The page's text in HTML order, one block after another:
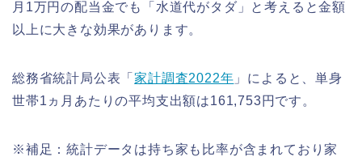
月1万円の配当金でも「水道代がタダ」と考えると金額
以上に大きな効果があります。
総務省統計局公表「家計調査2022年 」によると、単身
世帯1ヵ月あたりの平均支出額は161,753円です。
※補足：統計データは持ち家も比率が含まれており家